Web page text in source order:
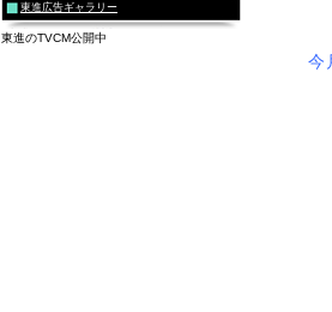
今
東進広告ギャラリー
東進のTVCM公開中